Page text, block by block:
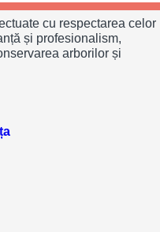
cu respectarea celor
și profesionalism,
arborilor și